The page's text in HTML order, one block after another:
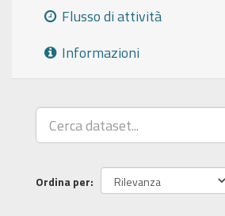
Flusso di attività
Informazioni
Ordina per